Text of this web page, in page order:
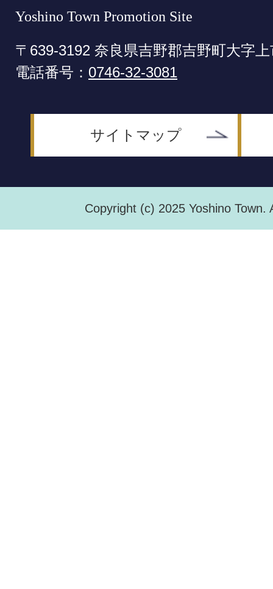
Yoshino Town Promotion Site
〒639-3192 奈良県吉野郡吉野町大字
電話番号： 0746-32-3081
サイトマップ
Copyright (c) 2025 Yoshino Town.